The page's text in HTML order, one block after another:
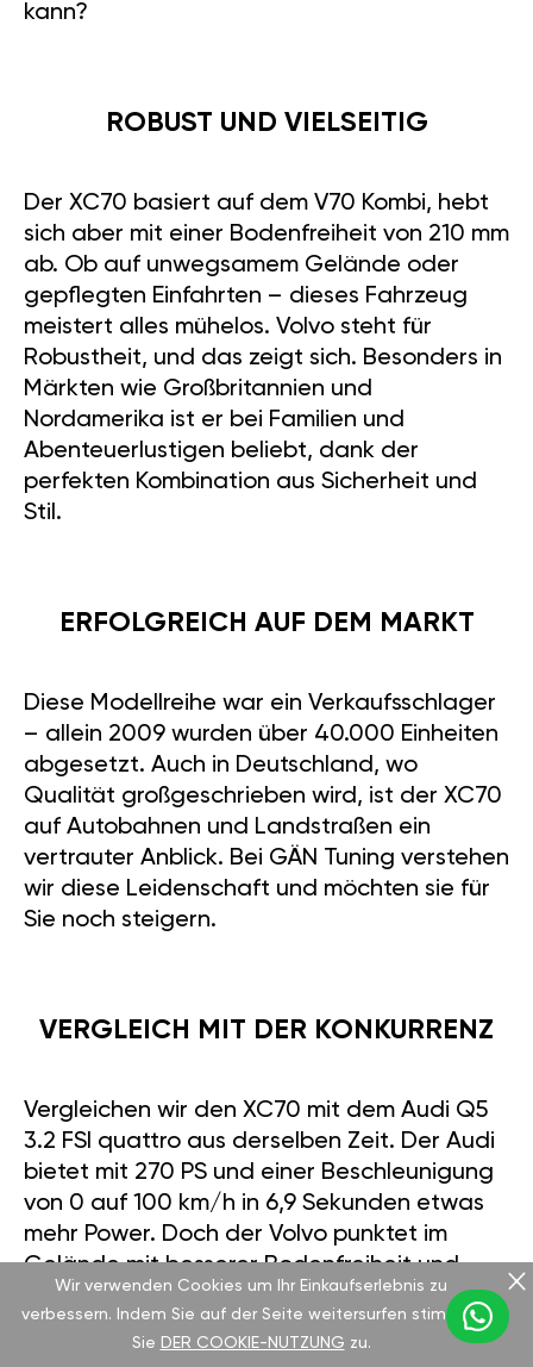
kann?
ROBUST UND VIELSEITIG
Der XC70 basiert auf dem V70 Kombi, hebt
sich aber mit einer Bodenfreiheit von 210 mm
ab. Ob auf unwegsamem Gelände oder
gepflegten Einfahrten – dieses Fahrzeug
meistert alles mühelos. Volvo steht für
Robustheit, und das zeigt sich. Besonders in
Märkten wie Großbritannien und
Nordamerika ist er bei Familien und
Abenteuerlustigen beliebt, dank der
perfekten Kombination aus Sicherheit und
Stil.
ERFOLGREICH AUF DEM MARKT
Diese Modellreihe war ein Verkaufsschlager
– allein 2009 wurden über 40.000 Einheiten
abgesetzt. Auch in Deutschland, wo
Qualität großgeschrieben wird, ist der XC70
auf Autobahnen und Landstraßen ein
vertrauter Anblick. Bei GÄN Tuning verstehen
wir diese Leidenschaft und möchten sie für
Sie noch steigern.
VERGLEICH MIT DER KONKURRENZ
Vergleichen wir den XC70 mit dem Audi Q5
3.2 FSI quattro aus derselben Zeit. Der Audi
bietet mit 270 PS und einer Beschleunigung
von 0 auf 100 km/h in 6,9 Sekunden etwas
mehr Power. Doch der Volvo punktet im
Gelände mit besserer Bodenfreiheit und
einem hervorragenden Allradsystem. Der
Verbrauch ist bei beiden ähnlich, wobei der
Wir verwenden Cookies um Ihr Einkaufserlebnis zu
verbessern. Indem Sie auf der Seite weitersurfen stimmen
Sie DER COOKIE-NUTZUNG zu.